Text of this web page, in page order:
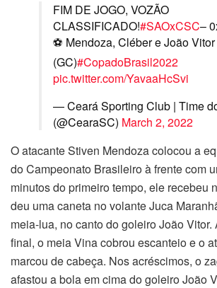
FIM DE JOGO, VOZÃO
CLASSIFICADO!#SAOxCSC–
⚽️ Mendoza, Cléber e João Vitor
(GC)#CopadoBrasil2022
pic.twitter.com/YavaaHcSvi
— Ceará Sporting Club | Time
(@CearaSC) March 2, 2022
O atacante Stiven Mendoza colocou a
do Campeonato Brasileiro à frente com
minutos do primeiro tempo, ele recebeu
deu uma caneta no volante Juca
meia-lua, no canto do goleiro João Vitor.
final, o meia Vina cobrou escanteio e o
marcou de cabeça. Nos acréscimos, o
afastou a bola em cima do goleiro João